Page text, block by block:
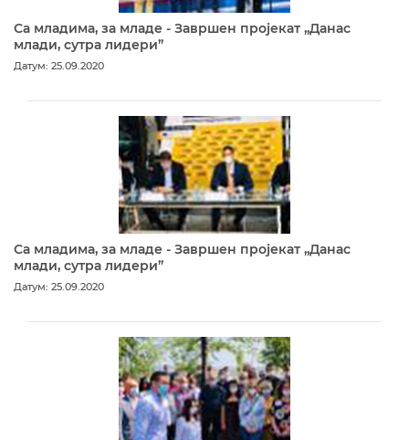
Са младима, за младе - Завршен пројекат „Данас
млади, сутра лидери”
Датум: 25.09.2020
Са младима, за младе - Завршен пројекат „Данас
млади, сутра лидери”
Датум: 25.09.2020